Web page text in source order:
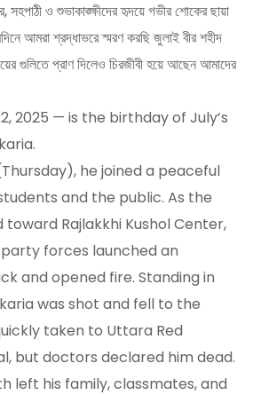
ও শুভাকাঙ্ক্ষীদের হৃদয়ে গভীর শোকের ছায়া
আমরা শ্রদ্ধাভরে স্মরণ করছি জুলাই বীর শহীদ
গুলিতে প্রাণ দিলেও চিরজীবী হয়ে আছেন আমাদের
2025 — is the birthday of July’s
he joined a peaceful
and the public. As the
Rajlakkhi Kushol Center,
forces launched an
and opened fire. Standing in
was shot and fell to the
taken to Uttara Red
but doctors declared him dead.
left his family, classmates, and